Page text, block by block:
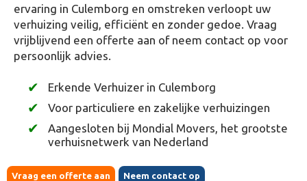
ervaring in Culemborg en omstreken verloopt uw
verhuizing veilig, efficiënt en zonder gedoe. Vraag
vrijblijvend een offerte aan of neem contact op voor
persoonlijk advies.
Erkende Verhuizer in Culemborg
Voor particuliere en zakelijke verhuizingen
Aangesloten bij Mondial Movers, het grootste
verhuisnetwerk van Nederland
Vraag een offerte aan Neem contact op